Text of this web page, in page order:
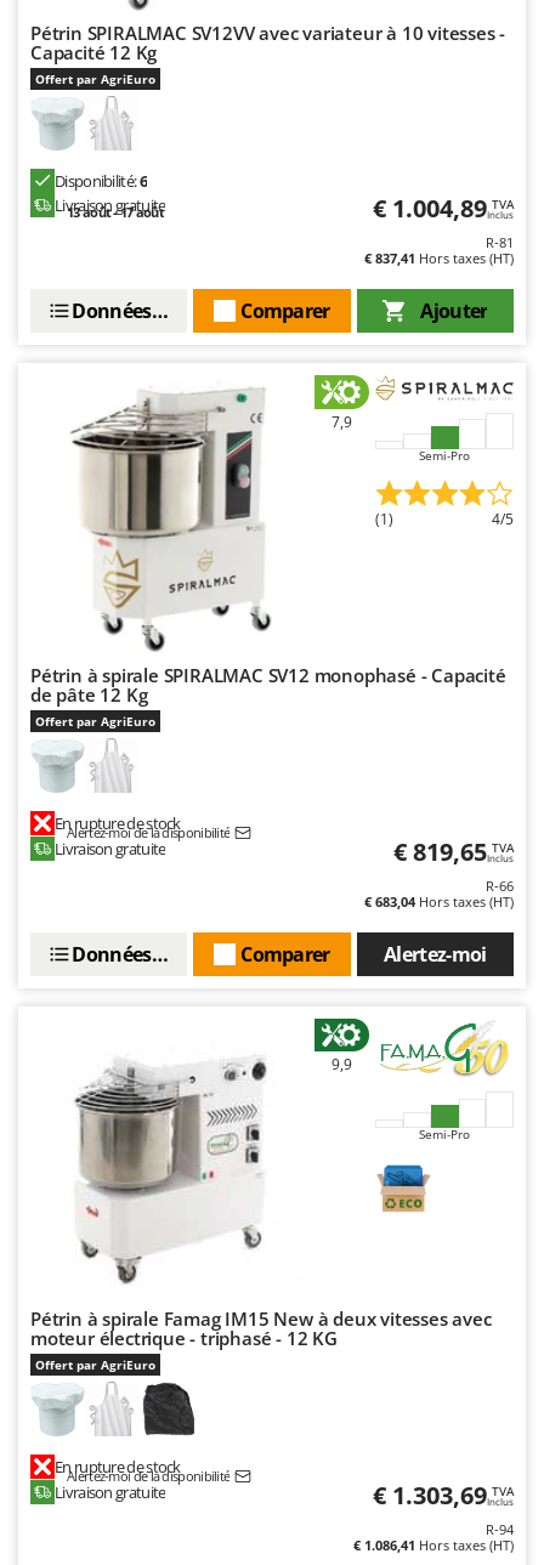
Stocker
Sunseeker
Tecla
TecnoGen
Tenco
Tornado
Tre Spade
Trev - Abrek - TecnoVIR
Trotec
Troy-Bilt
Udor
Unger
V
Verdemax
Vesco
W
WIDU
Wortex
Worx
Yard Force
Zanon
Zephir
ZGrills
Zodiac
Zomax
Pétrin SPIRALMAC SV12VV avec variateur à 10 vitesses -
Capacité 12 Kg
Offert par AgriEuro
Disponibilité:6
Livraison gratuite
13 août - 17 août € 1.004,89 TVA
Inclus
R-81
€ 837,41 Hors taxes (HT)
Ajouter
Comparer
Données techniques
7,9
Semi-Pro
(1) 4/5
Pétrin à spirale SPIRALMAC SV12 monophasé - Capacité
de pâte 12 Kg
Offert par AgriEuro
En rupture de stock
Alertez-moi de la disponibilité
Livraison gratuite € 819,65 TVA
Inclus
R-66
€ 683,04Hors taxes (HT)
Alertez-moi
Comparer
Données techniques
9,9
Semi-Pro
Pétrin à spirale Famag IM15 New à deux vitesses avec
moteur électrique - triphasé - 12 KG
Offert par AgriEuro
En rupture de stock
Alertez-moi de la disponibilité
Livraison gratuite € 1.303,69 TVA
Inclus
R-94
€ 1.086,41 Hors taxes (HT)